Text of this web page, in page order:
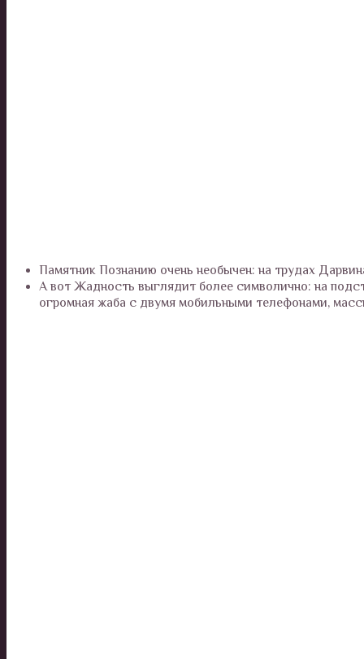
Памятник Познанию очень необычен: на трудах
А вот Жадность выглядит более символично: на
огромная жаба с двумя мобильными телефонами,